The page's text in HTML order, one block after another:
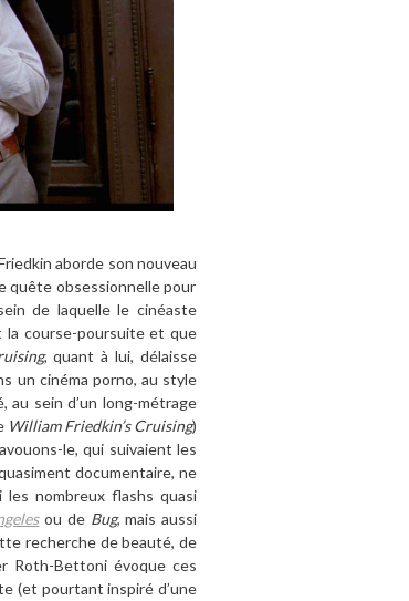
aborde son nouveau
quête obsessionnelle pour
de laquelle le cinéaste
la course-poursuite et que
, quantà lui, délaisse
un cinéma porno, au style
au sein d’un long-métrage
William Friedkin’s Cruising)
le, qui suivaient les
documentaire, ne
les nombreux flashs quasi
ou de Bug, mais aussi
recherche de beauté, de
Roth-Bettoni évoque ces
(et pourtant inspiréd’une